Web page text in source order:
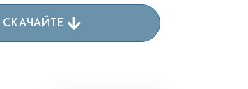
Основы связей с общественностью
Задачи и цели
СКАЧАЙТЕ